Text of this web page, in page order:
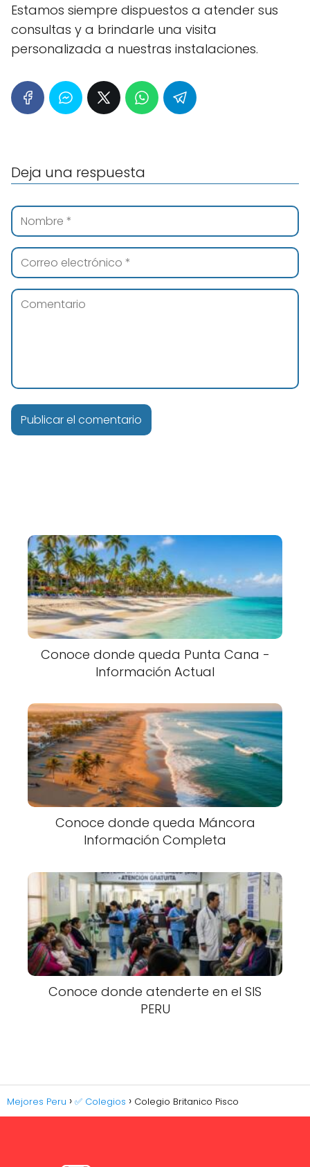
Estamos siempre dispuestos a atender sus
consultas y a brindarle una visita
personalizada a nuestras instalaciones.
Deja una respuesta
Conoce donde queda Punta Cana -
Información Actual
Conoce donde queda Máncora
Información Completa
Conoce donde atenderte en el SIS
PERU
Mejores Peru ✅ Colegios Colegio Britanico Pisco